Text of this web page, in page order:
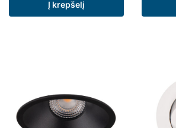
Į krepšelį